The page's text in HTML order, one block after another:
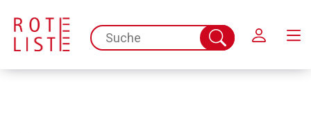
spc.search.input.placeholder
Suche
abschicken